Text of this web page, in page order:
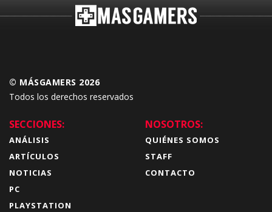
© MÁSGAMERS 2026
Todos los derechos reservados
SECCIONES:
ANÁLISIS
ARTÍCULOS
NOTICIAS
PC
PLAYSTATION
NOSOTROS:
QUIÉNES SOMOS
STAFF
CONTACTO